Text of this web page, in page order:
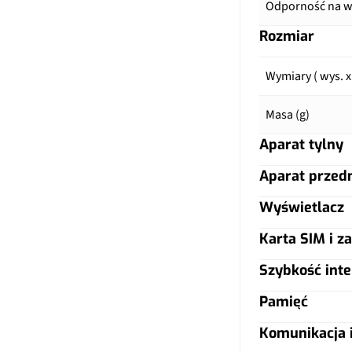
Odporność na
Rozmiar
Wymiary ( wys.
Masa (g)
Aparat tylny
Główny aparat
Autofocus
Matryca
Ogniskowa
Aparat
Główny aparat
Ogniskowa
Lampa błyskowa
Wyświetlacz
Typ ekranu
Rozdzielczość
Karta SIM i
Typ karty SIM
Szybkość
LTE
Pamięć
Warianty pamięci
Komunikacja